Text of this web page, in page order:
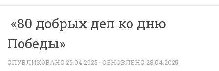
«80 добрых дел ко дню
Победы»
ОПУБЛИКОВАНО 25.04.2025 · ОБНОВЛЕНО 28.04.2025